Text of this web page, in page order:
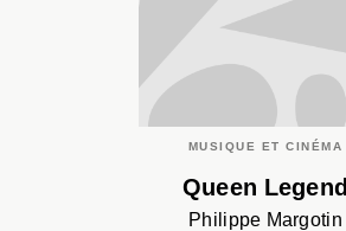
MUSIQUE ET CINÉMA
Queen Legend
Philippe Margotin